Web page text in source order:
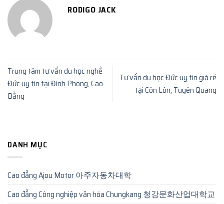
RODIGO JACK
Trung tâm tư vấn du học nghề
Đức uy tín tại Đình Phong, Cao
Bằng
Tư vấn du học Đức uy tín giá rẻ
tại Côn Lôn, Tuyên Quang
DANH MỤC
Cao đẳng Ajou Motor 아주자동차대학
Cao đẳng Công nghiệp văn hóa Chungkang 청강문화산업대학교